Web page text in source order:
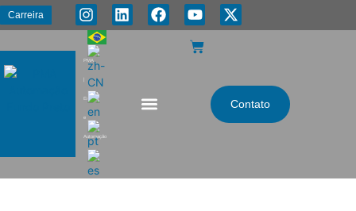
Carreira
PMA
Energia
e
Automação
Contato